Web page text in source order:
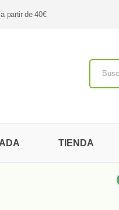
partir de 40€
TIENDA